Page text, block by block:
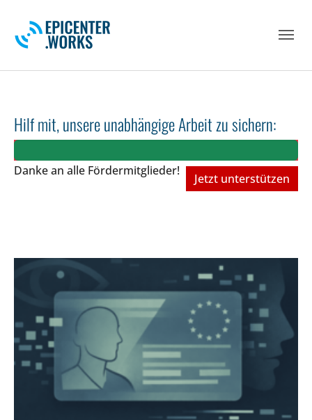
Hilf mit, unsere unabhängige Arbeit zu sichern:
Danke an alle Fördermitglieder!
Jetzt unterstützen